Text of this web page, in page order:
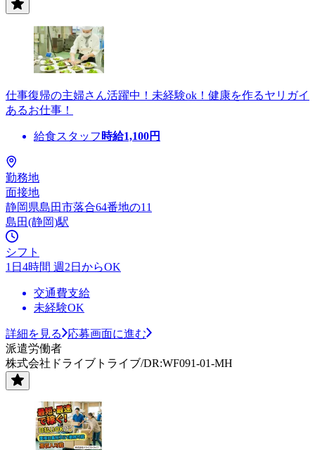
仕事復帰の主婦さん活躍中！未経験ok！健康を作るヤリガイ
あるお仕事！
給食スタッフ 時給1,100円
勤務地
面接地
静岡県島田市落合64番地の11
島田(静岡)駅
シフト
1日4時間 週2日からOK
交通費支給
未経験OK
詳細を見る
応募画面に進む
派遣労働者
株式会社ドライブトライブ/DR:WF091-01-MH